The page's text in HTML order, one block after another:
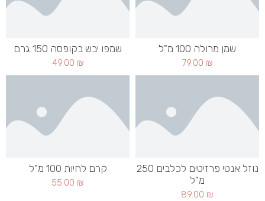
שמן מרולה 100 מ"ל
79.00 ₪
שמפו יבש בקופסה 150 גרם
49.00 ₪
נוזל אנטי פרזיטים לכלבים 250
מ"ל
89.00 ₪
קרם לחיות 100 מ"ל
55.00 ₪